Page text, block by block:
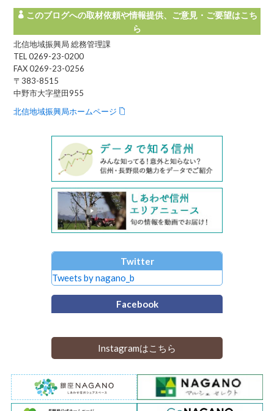
このブログへの取材依頼や情報提供、ご意見・ご要望はこち
ら
北信地域振興局 総務管理課
TEL 0269-23-0200
FAX 0269-23-0256
〒383-8515
中野市大字壁田955
北信地域振興局ホームページ
Twitter
Tweets by nagano_b
Facebook
Instagramはこちら